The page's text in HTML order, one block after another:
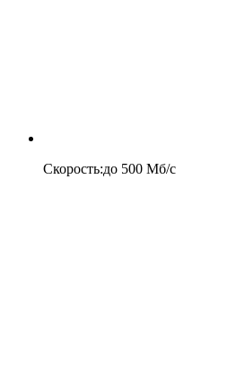
Скорость:до 500 Мб/c